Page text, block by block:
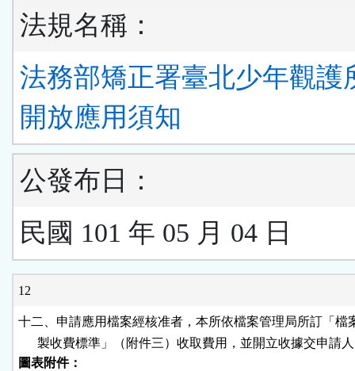
法規名稱：
法務部矯正署臺北少年觀護
開放應用須知
公發布日：
民國 101 年 05 月 04 日
12
十二、申請應用檔案經核准者，本所依檔案管理局所訂「檔
製收費標準」（附件三）收取費用，並開立收據交申請
圖表附件：